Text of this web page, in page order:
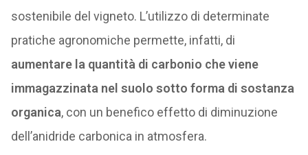
sostenibile del vigneto. L’utilizzo di determinate
pratiche agronomiche permette, infatti, di
aumentare la quantità di carbonio che viene
immagazzinata nel suolo sotto forma di sostanza
organica, con un benefico effetto di diminuzione
dell’anidride carbonica in atmosfera.